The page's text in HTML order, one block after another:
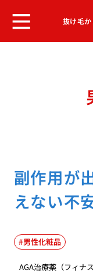
抜け毛
副作用が
えない不
男性化粧品
AGA治療薬（フィナ